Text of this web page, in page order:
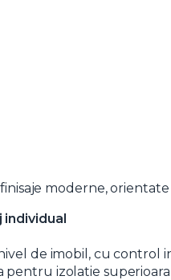
moderne,
de imobil, cu control
pentru izolatie superioara